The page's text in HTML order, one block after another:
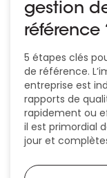
gestion
référence
5 étapes clés
de référence.
entreprise est
rapports de
rapidement ou
il est primordial
jour et